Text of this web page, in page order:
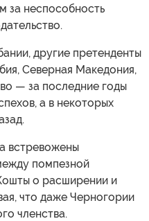
за неспособность
другие претенденты
Северная Македония,
— за последние годы
а в некоторых
встревожены
помпезной
о расширении и
что даже Черногории
членства.